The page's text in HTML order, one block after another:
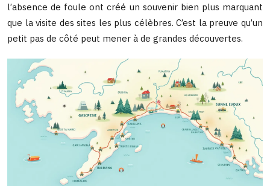
l’absence de foule ont créé un souvenir bien plus marquant
que la visite des sites les plus célèbres. C’est la preuve qu’un
petit pas de côté peut mener à de grandes découvertes.